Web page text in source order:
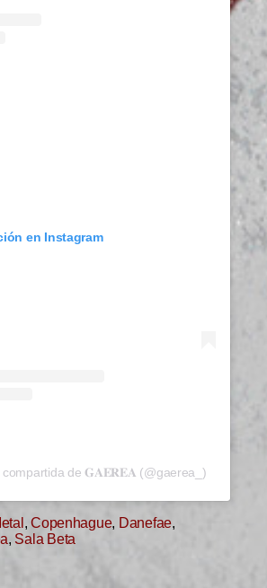
en Instagram
compartida de 𝐆𝐀𝐄𝐑𝐄𝐀 (@gaerea_)
,Copenhague, Danefae,
, Sala Beta